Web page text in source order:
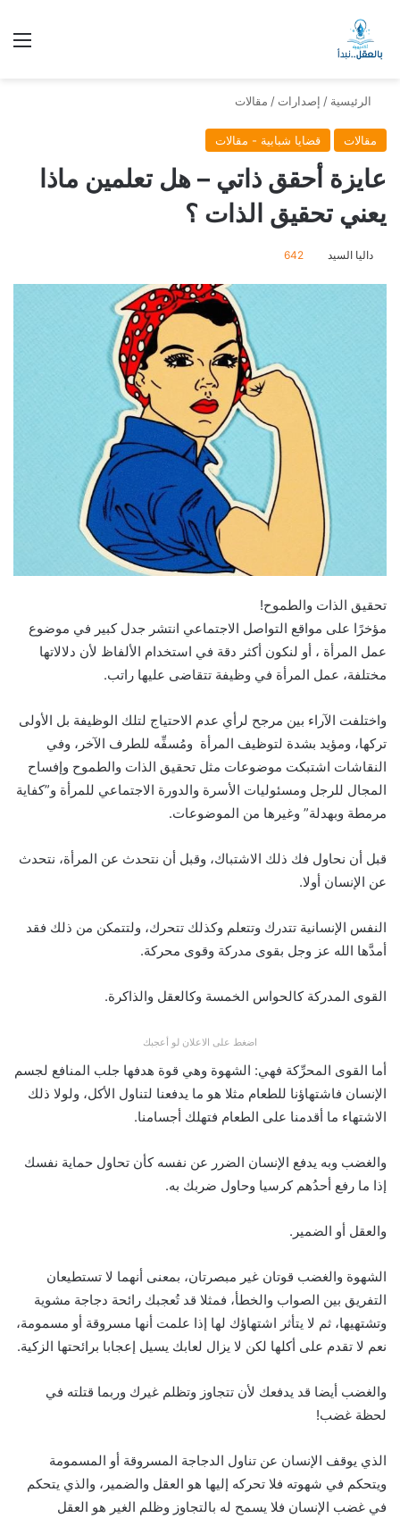
الرئيسية / إصدارات / مقالات
مقالات قضايا شبابية - مقالات
عايزة أحقق ذاتي – هل تعلمين ماذا
يعني تحقيق الذات ؟
داليا السيد 642
تحقيق الذات والطموح!
مؤخرًا على مواقع التواصل الاجتماعي انتشر جدل كبير في موضوع
عمل المرأة ، أو لنكون أكثر دقة في استخدام الألفاظ لأن دلالاتها
مختلفة، عمل المرأة في وظيفة تتقاضى عليها راتب.
واختلفت الآراء بين مرجح لرأي عدم الاحتياج لتلك الوظيفة بل الأولى
تركها، ومؤيد بشدة لتوظيف المرأة ومُسفِّه للطرف الآخر، وفي
النقاشات اشتبكت موضوعات مثل تحقيق الذات والطموح وإفساح
المجال للرجل ومسئوليات الأسرة والدورة الاجتماعي للمرأة و”كفاية
مرمطة وبهدلة” وغيرها من الموضوعات.
قبل أن نحاول فك ذلك الاشتباك، وقبل أن نتحدث عن المرأة، نتحدث
عن الإنسان أولا.
النفس الإنسانية تتدرك وتتعلم وكذلك تتحرك، ولتتمكن من ذلك فقد
أمدَّها الله عز وجل بقوى مدركة وقوى محركة.
القوى المدركة كالحواس الخمسة وكالعقل والذاكرة.
اضغط على الاعلان لو أعجبك
أما القوى المحرِّكة فهي: الشهوة وهي قوة هدفها جلب المنافع لجسم
الإنسان فاشتهاؤنا للطعام مثلا هو ما يدفعنا لتناول الأكل، ولولا ذلك
الاشتهاء ما أقدمنا على الطعام فتهلك أجسامنا.
والغضب وبه يدفع الإنسان الضرر عن نفسه كأن تحاول حماية نفسك
إذا ما رفع أحدُهم كرسيا وحاول ضربك به.
والعقل أو الضمير.
الشهوة والغضب قوتان غير مبصرتان، بمعنى أنهما لا تستطيعان
التفريق بين الصواب والخطأ، فمثلا قد تُعجبك رائحة دجاجة مشوية
وتشتهيها، ثم لا يتأثر اشتهاؤك لها إذا علمت أنها مسروقة أو مسمومة،
نعم لا تقدم على أكلها لكن لا يزال لعابك يسيل إعجابا برائحتها الزكية.
والغضب أيضا قد يدفعك لأن تتجاوز وتظلم غيرك وربما قتلته في
لحظة غضب!
الذي يوقف الإنسان عن تناول الدجاجة المسروقة أو المسمومة
ويتحكم في شهوته فلا تحركه إليها هو العقل والضمير، والذي يتحكم
في غضب الإنسان فلا يسمح له بالتجاوز وظلم الغير هو العقل